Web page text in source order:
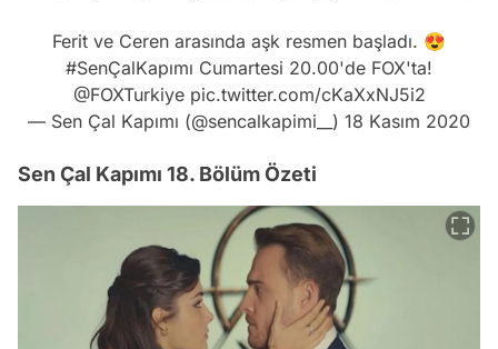
Ferit ve Ceren arasında aşk resmen başladı. 😍
#SenÇalKapımı Cumartesi 20.00'de FOX'ta!
@FOXTurkiye pic.twitter.com/cKaXxNJ5i2
— Sen Çal Kapımı (@sencalkapimi__) 18 Kasım 2020
Sen Çal Kapımı 18. Bölüm Özeti